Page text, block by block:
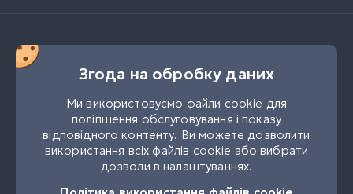
Згода на обробку даних
Ми використовуємо файли cookie для
поліпшення обслуговування і показу
відповідного контенту. Ви можете дозволити
використання всіх файлів cookie або вибрати
дозволи в налаштуваннях.